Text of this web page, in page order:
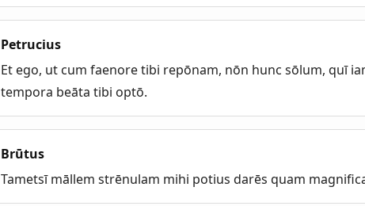
Petrucius
Et ego, ut cum faenore tibi repōnam, nōn hunc sōlum, quī
tempora beāta tibi optō.
Brūtus
Tametsī māllem strēnulam mihi potius darēs quam